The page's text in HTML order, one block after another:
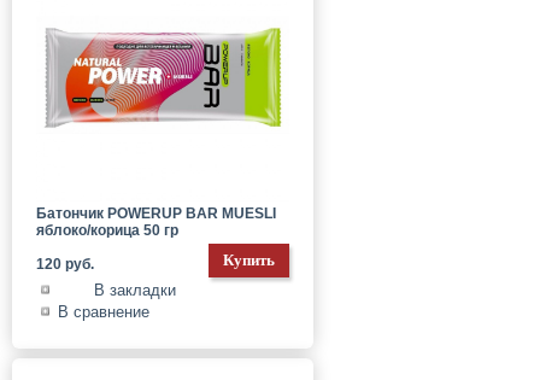
Батончик POWERUP BAR MUESLI
яблоко/корица 50 гр
120 руб.
В закладки
В сравнение